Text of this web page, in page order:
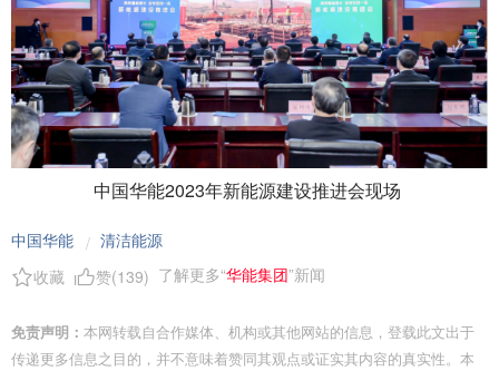
中国华能2023年新能源建设推进会现场
中国华能 / 清洁能源
收藏
赞(139) 了解更多“华能集团”新闻
免责声明： 本网转载自合作媒体、机构或其他网站的信息，登载此文出于
传递更多信息之目的，并不意味着赞同其观点或证实其内容的真实性。本